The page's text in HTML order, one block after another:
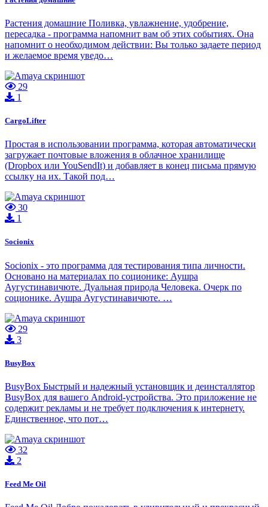
Растения домашние Поливка, увлажнение, удобрение,
пересадка - программа напомнит вам об этих событиях. Она
напомнит о необходимом действии: Вы только задаете период
и желаемое время уведо…
29
1
CargoLifter
Простая в использовании программа, которая автоматически
загружает почтовые вложения в облачное хранилище
(Dropbox или YouSendIt) и добавляет в конец письма прямую
ссылку на их. Такой под…
30
1
Socionix
Socionix - это программа для тестирования типа личности.
Основано на материалах по соционике: Аушра
Аугустинавичюте. Дуальная природа Человека. Очерк по
соционике. Аушра Аугустинавичюте. …
29
3
BusyBox
BusyBox Быстрый и надежный установщик и деинсталлятор
BusyBox для вашего Android-устройства. Это приложение не
содержит рекламы и не требует подключения к интернету.
Единственное, что пот…
32
2
Feed Me Oil